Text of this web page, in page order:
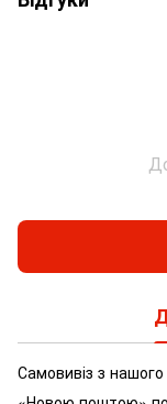
Самовивіз з нашого